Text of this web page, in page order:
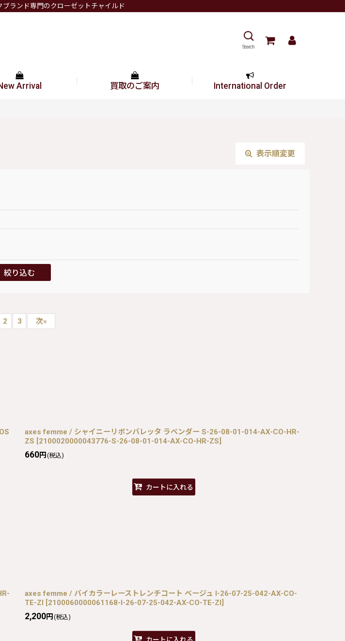
ランド専門のクローゼットチャイルド
Search
Arrival 買取のご案内 International Order
表示順変更
絞り込む
2 3 次»
axes femme / シャイニーリボンバレッタ ラベンダー S-26-08-01-014-AX-CO-HR-
ZS [2100020000043776-S-26-08-01-014-AX-CO-HR-ZS]
660円 (税込)
カートに入れる
axes femme / バイカラーレーストレンチコート ベージュ I-26-07-25-042-AX-CO-
TE-ZI [2100060000061168-I-26-07-25-042-AX-CO-TE-ZI]
2,200円 (税込)